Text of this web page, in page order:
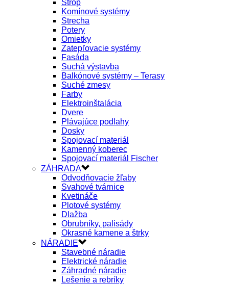
Strop
Komínové systémy
Strecha
Potery
Omietky
Zatepľovacie systémy
Fasáda
Suchá výstavba
Balkónové systémy – Terasy
Suché zmesy
Farby
Elektroinštalácia
Dvere
Plávajúce podlahy
Dosky
Spojovací materiál
Kamenný koberec
Spojovací materiál Fischer
ZÁHRADA
Odvodňovacie žľaby
Svahové tvárnice
Kvetináče
Plotové systémy
Dlažba
Obrubníky, palisády
Okrasné kamene a štrky
NÁRADIE
Stavebné náradie
Elektrické náradie
Záhradné náradie
Lešenie a rebríky